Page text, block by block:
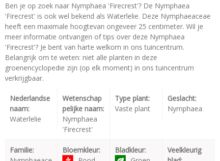
Ben je op zoek naar Nymphaea 'Firecrest'? De Nymphaea
'Firecrest' is ook wel bekend als Waterlelie. Deze Nymphaeaceae
heeft een maximale hoogtevan ongeveer 25 centimeter. Wil je
meer informatie ontvangen of tips over deze Nymphaea
'Firecrest'? Je bent van harte welkom in ons tuincentrum.
Belangrijk om te weten: niet alle planten in deze
groenencyclopedie zijn (op elk moment) in ons tuincentrum
verkrijgbaar.
Nederlandse
naam:
Waterlelie
Wetenschap
pelijke naam:
Nymphaea
'Firecrest'
Type plant:
Vaste plant
Geslacht:
Nymphaea
Familie:
Bloemkleur:
Bladkleur:
Veelkleurig